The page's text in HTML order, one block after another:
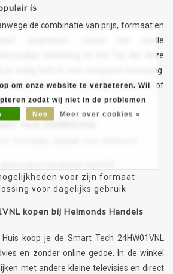
is
de combinatie van prijs, formaat en
waarderen vooral het snelle
bediening en het feit dat deze
je nodig hebt in een compacte behuizing.
laag en de tv is eenvoudig te plaatsen of
Tech 24HW01VNL
voor zijn formaat
voor dagelijks gebruik
kopen bij Helmonds Handels
koop je de Smart Tech 24HW01VNL
en zonder online gedoe. In de winkel
met andere kleine televisies en direct
om onze website te verbeteren. Wil
zodat wij niet in de problemen
Nee Meer over cookies »